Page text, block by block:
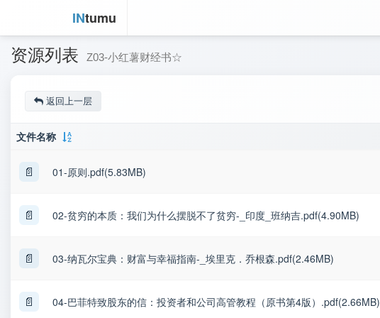
INtumu
资源列表 Z03-小红薯财经书☆
返回上一层
文件名称
📄 01-原则.pdf(5.83MB)
📄 02-贫穷的本质：我们为什么摆脱不了贫穷-_印度_班纳吉.pdf(4.90MB)
📄 03-纳瓦尔宝典：财富与幸福指南-_埃里克．乔根森.pdf(2.46MB)
📄 04-巴菲特致股东的信：投资者和公司高管教程（原书第4版）.pdf(2.66MB)